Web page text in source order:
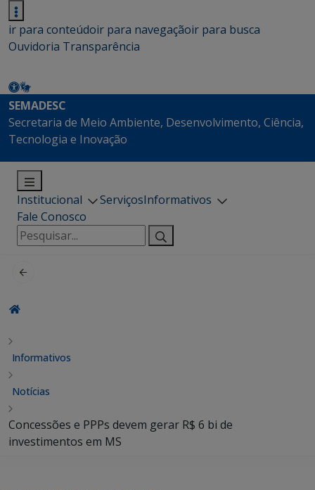
ir para conteúdoir para navegaçãoir para busca
Ouvidoria Transparência
SEMADESC
Secretaria de Meio Ambiente, Desenvolvimento, Ciência,
Tecnologia e Inovação
Institucional ServiçosInformativos
Fale Conosco
Pesquisar
por:
Informativos
Notícias
Concessões e PPPs devem gerar R$ 6 bi de
investimentos em MS